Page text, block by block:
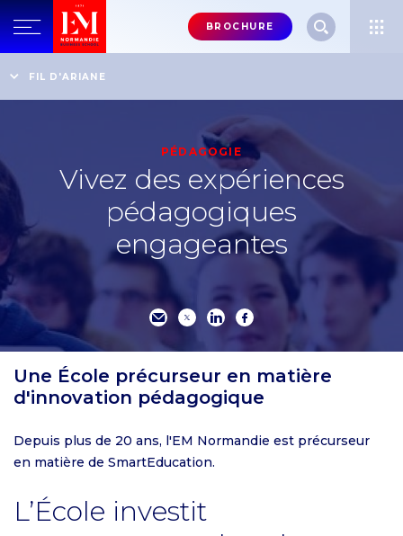
Menu
header-
BROCHURE
FIL D'ARIANE
Vivez des expériences pédagogiques engageantes
PÉDAGOGIE
Vivez des expériences
pédagogiques
engageantes
Une École précurseur en matière
d'innovation pédagogique
Depuis plus de 20 ans, l'EM Normandie est précurseur
en matière de SmartEducation.
L’École investit